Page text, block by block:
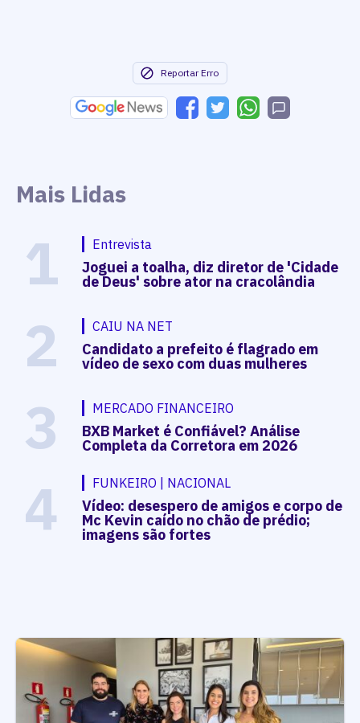
Reportar Erro
Mais Lidas
1 Entrevista
Joguei a toalha, diz diretor de 'Cidade
de Deus' sobre ator na cracolândia
2 CAIU NA NET
Candidato a prefeito é flagrado em
vídeo de sexo com duas mulheres
3 MERCADO FINANCEIRO
BXB Market é Confiável? Análise
Completa da Corretora em 2026
4 FUNKEIRO | NACIONAL
Vídeo: desespero de amigos e corpo de
Mc Kevin caído no chão de prédio;
imagens são fortes